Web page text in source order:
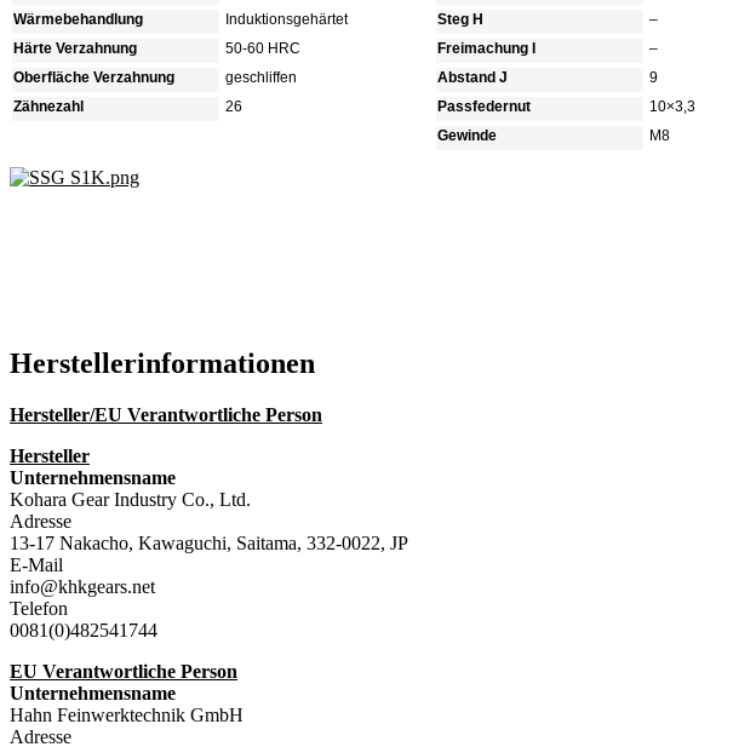
Wärmebehandlung
Induktionsgehärtet
Härte Verzahnung
50-60 HRC
Oberfläche Verzahnung
geschliffen
Zähnezahl
26
Steg H
–
Freimachung I
–
Abstand J
9
Passfedernut
10×3,3
Gewinde
M8
Hersteller­informationen
Hersteller/EU Verantwortliche Person
Hersteller
Unternehmensname
Kohara Gear Industry Co., Ltd.
Adresse
13-17 Nakacho, Kawaguchi, Saitama, 332-0022, JP
E-Mail
info@khkgears.net
Telefon
0081(0)482541744
EU Verantwortliche Person
Unternehmensname
Hahn Feinwerktechnik GmbH
Adresse